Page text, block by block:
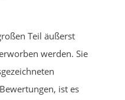
Teil äußerst
werden. Sie
ist es